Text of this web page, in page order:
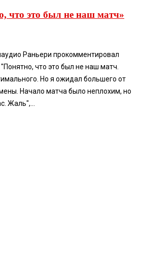
что это был не наш матч»
Раньери прокомментировал
что это был не наш матч.
Но я ожидал большего от
Начало матча было неплохим, но
Жаль",...